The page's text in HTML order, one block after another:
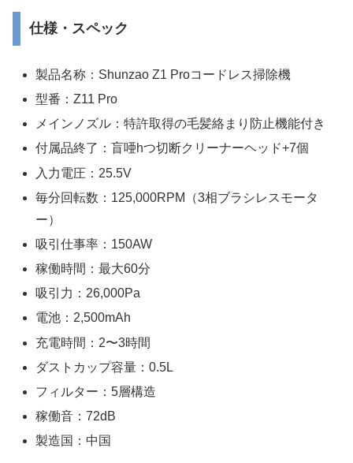
仕様・スペック
製品名称：Shunzao Z1 Proコードレス掃除機
型番：Z11 Pro
メインノズル：特許取得の毛髪絡まり防止機能付き
付属品終了：盲唖hつ切断クリーナーヘッド+7個
入力電圧：25.5V
毎分回転数：125,000RPM（3相ブラシレスモータ
ー）
吸引仕事率：150AW
稼働時間：最大60分
吸引力：26,000Pa
電池：2,500mAh
充電時間：2〜3時間
ダストカップ容量：0.5L
フィルター：5層構造
稼働音：72dB
製造国：中国